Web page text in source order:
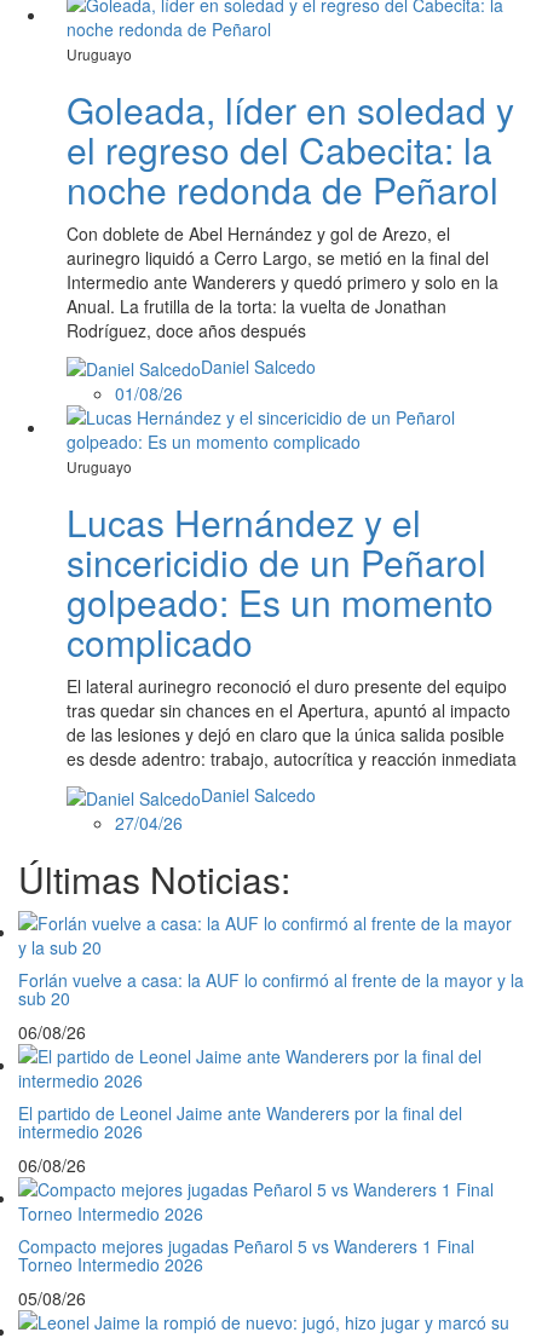
Uruguayo
Goleada, líder en soledad y
el regreso del Cabecita: la
noche redonda de Peñarol
Con doblete de Abel Hernández y gol de Arezo, el
aurinegro liquidó a Cerro Largo, se metió en la final del
Intermedio ante Wanderers y quedó primero y solo en la
Anual. La frutilla de la torta: la vuelta de Jonathan
Rodríguez, doce años después
Daniel Salcedo
01/08/26
Uruguayo
Lucas Hernández y el
sincericidio de un Peñarol
golpeado: Es un momento
complicado
El lateral aurinegro reconoció el duro presente del equipo
tras quedar sin chances en el Apertura, apuntó al impacto
de las lesiones y dejó en claro que la única salida posible
es desde adentro: trabajo, autocrítica y reacción inmediata
Daniel Salcedo
27/04/26
Últimas Noticias:
Forlán vuelve a casa: la AUF lo confirmó al frente de la mayor y la
sub 20
06/08/26
El partido de Leonel Jaime ante Wanderers por la final del
intermedio 2026
06/08/26
Compacto mejores jugadas Peñarol 5 vs Wanderers 1 Final
Torneo Intermedio 2026
05/08/26